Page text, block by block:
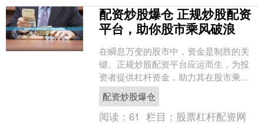
配资炒股爆仓 正规炒股配资
平台，助你股市乘风破浪
在瞬息万变的股市中，资金是制胜的关
键。正规炒股配资平台应运而生，为投
资者提供杠杆资金，助力其在股市乘风
破浪。 * **了解股票交易的基本原理：**
了解买卖股票、....
配资炒股爆仓
阅读：61 栏目： 股票杠杆配资网